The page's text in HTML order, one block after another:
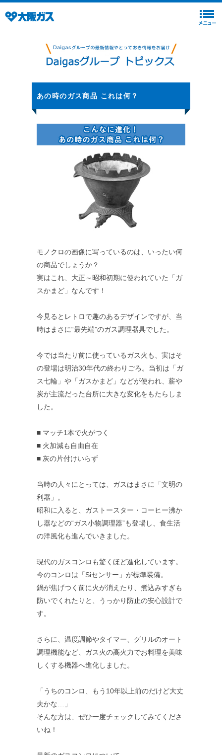
あの時のガス商品 これは何？
モノクロの画像に写っているのは、いったい何
の商品でしょうか？
実はこれ、大正～昭和初期に使われていた「ガ
スかまど」なんです！
今見るとレトロで趣のあるデザインですが、当
時はまさに“最先端”のガス調理器具でした。
今では当たり前に使っているガス火も、実はそ
の登場は明治30年代の終わりごろ。当初は「ガ
ス七輪」や「ガスかまど」などが使われ、薪や
炭が主流だった台所に大きな変化をもたらしま
した。
■ マッチ1本で火がつく
■ 火加減も自由自在
■ 灰の片付けいらず
当時の人々にとっては、ガスはまさに「文明の
利器」。
昭和に入ると、ガストースター・コーヒー沸か
し器などの“ガス小物調理器”も登場し、食生活
の洋風化も進んでいきました。
現代のガスコンロも驚くほど進化しています。
今のコンロは「Siセンサー」が標準装備。
鍋が焦げつく前に火が消えたり、煮込みすぎも
防いでくれたりと、うっかり防止の安心設計で
す。
さらに、温度調節やタイマー、グリルのオート
調理機能など、ガス火の高火力でお料理を美味
しくする機器へ進化しました。
「うちのコンロ、もう10年以上前のだけど大丈
夫かな…」
そんな方は、ぜひ一度チェックしてみてくださ
いね！